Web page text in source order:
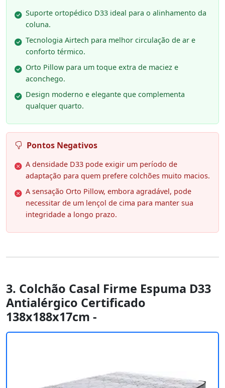
Suporte ortopédico D33 ideal para o alinhamento da
coluna.
Tecnologia Airtech para melhor circulação de ar e
conforto térmico.
Orto Pillow para um toque extra de maciez e
aconchego.
Design moderno e elegante que complementa
qualquer quarto.
Pontos Negativos
A densidade D33 pode exigir um período de
adaptação para quem prefere colchões muito macios.
A sensação Orto Pillow, embora agradável, pode
necessitar de um lençol de cima para manter sua
integridade a longo prazo.
3. Colchão Casal Firme Espuma D33
Antialérgico Certificado
138x188x17cm -